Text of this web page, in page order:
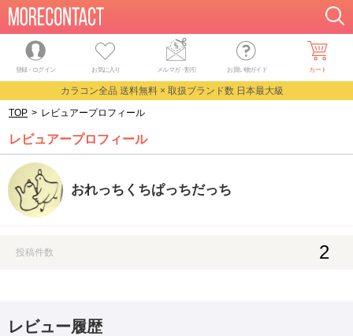
登録・ログイン お気に入り メルマガ・割引 お買い物ガイド カート
カラコン全品 送料無料 × 取扱ブランド数 日本最大級
TOP > レビュアープロフィール
レビュアープロフィール
おれっちくちぱっちだっち
投稿件数 2
レビュー履歴